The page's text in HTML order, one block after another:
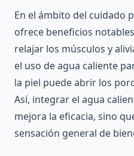
En el ámbito del cuidado
ofrece beneficios
relajar los músculos y
el uso de agua caliente
la piel puede abrir los
Así, integrar el agua
mejora la eficacia, sino
sensación general de